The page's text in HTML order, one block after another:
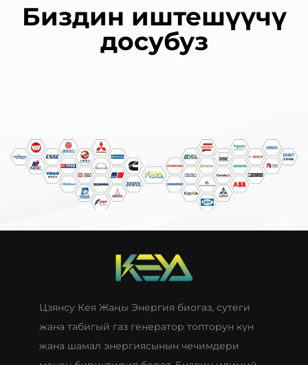
Биздин иштешүүчү
досубуз
Цзянсу Кея Жаңы Энергия биогаз, сутеги
жана табигый газ генератор топторун күн
жана шамал энергиясынын чечимдери